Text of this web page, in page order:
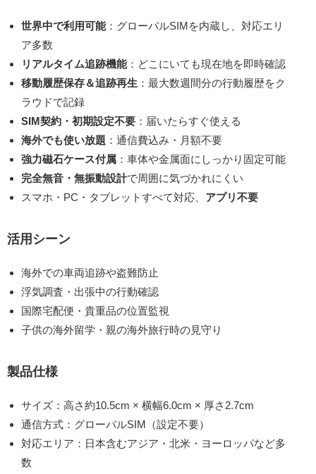
世界中で利用可能：グローバルSIMを内蔵し、対応エリ
ア多数
リアルタイム追跡機能：どこにいても現在地を即時確認
移動履歴保存＆追跡再生 ：最大数週間分の行動履歴をク
ラウドで記録
SIM契約・初期設定不要 ：届いたらすぐ使える
海外でも使い放題 ：通信費込み・月額不要
強力磁石ケース付属 ：車体や金属面にしっかり固定可能
完全無音・無振動設計で周囲に気づかれにくい
スマホ・PC・タブレットすべて対応、 アプリ不要
活用シーン
海外での車両追跡や盗難防止
浮気調査・出張中の行動確認
国際宅配便・貴重品の位置監視
子供の海外留学・親の海外旅行時の見守り
製品仕様
サイズ：高さ約10.5cm × 横幅6.0cm × 厚さ2.7cm
通信方式：グローバルSIM（設定不要）
対応エリア：日本含むアジア・北米・ヨーロッパなど多
数